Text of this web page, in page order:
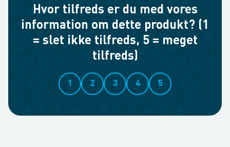
Hvor tilfreds er du med vores
information om dette produkt? (1
= slet ikke tilfreds, 5 = meget
tilfreds)
1 2 3 4 5